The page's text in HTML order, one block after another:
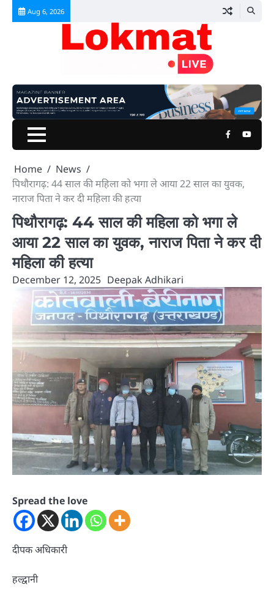
Skip
Aug 6, 2026
Facebook
Home
News
पिथौरागढ़: 44 साल की महिला को भगा ले आया 22 साल का युवक,
नाराज पिता ने कर दी महिला की हत्या
पिथौरागढ़: 44 साल की महिला को भगा ले
आया 22 साल का युवक, नाराज पिता ने कर दी
महिला की हत्या
December 12, 2025 Deepak Adhikari
Spread the love
दीपक अधिकारी
हल्द्वानी